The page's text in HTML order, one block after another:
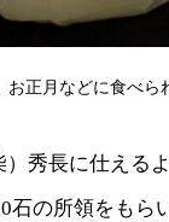
正月などに食べら
秀長に仕える
石の所領をも